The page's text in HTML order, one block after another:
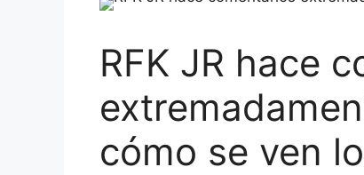
RFK JR hace
cómo se ven